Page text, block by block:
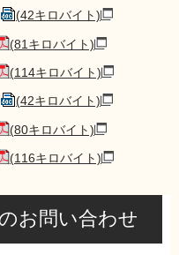
(42キロバイト)
(81キロバイト)
(114キロバイト)
(42キロバイト)
(80キロバイト)
(116キロバイト)
お問い合わせ